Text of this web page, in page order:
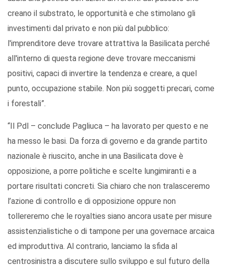
creano il substrato, le opportunità e che stimolano gli
investimenti dal privato e non più dal pubblico:
l'imprenditore deve trovare attrattiva la Basilicata perché
all'interno di questa regione deve trovare meccanismi
positivi, capaci di invertire la tendenza e creare, a quel
punto, occupazione stabile. Non più soggetti precari, come
i forestali”.
“Il Pdl – conclude Pagliuca – ha lavorato per questo e ne
ha messo le basi. Da forza di governo e da grande partito
nazionale è riuscito, anche in una Basilicata dove è
opposizione, a porre politiche e scelte lungimiranti e a
portare risultati concreti. Sia chiaro che non tralasceremo
l’azione di controllo e di opposizione oppure non
tollereremo che le royalties siano ancora usate per misure
assistenzialistiche o di tampone per una governace arcaica
ed improduttiva. Al contrario, lanciamo la sfida al
centrosinistra a discutere sullo sviluppo e sul futuro della